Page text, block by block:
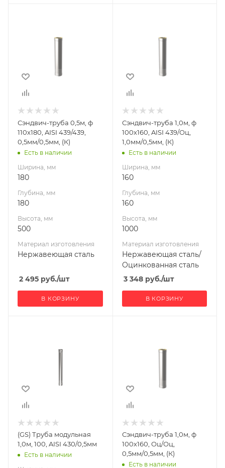
500
Материал
Нержавеющая
сталь
Производитель
УМК
Сэндвич-труба 0,5м, ф
110х180, AISI 439/439,
0,5мм/0,5мм, (К)
Есть в наличии
Ширина, мм
180
Глубина, мм
180
Высота, мм
500
Материал изготовления
Нержавеющая сталь
2 495 руб./шт
В КОРЗИНУ
1000
Материал
Нержавеющая
сталь/
Оцинкованная
сталь
УМК
Сэндвич-труба 1,0м, ф
100х160, AISI 439/Оц,
1,0мм/0,5мм, (К)
Есть в наличии
Ширина, мм
160
Глубина, мм
160
Высота, мм
1000
Материал изготовления
Нержавеющая сталь/
Оцинкованная сталь
3 348руб./шт
В КОРЗИНУ
1000
Материал
Нержавеющая
сталь
Производитель
(GS) Труба модульная
1,0м, 100, AISI 430/0,5мм
Есть в наличии
1000
Материал
Оцинкованная
сталь
Сэндвич-труба 1,0м, ф
100х160, Оц/Оц,
0,5мм/0,5мм, (К)
Есть в наличии